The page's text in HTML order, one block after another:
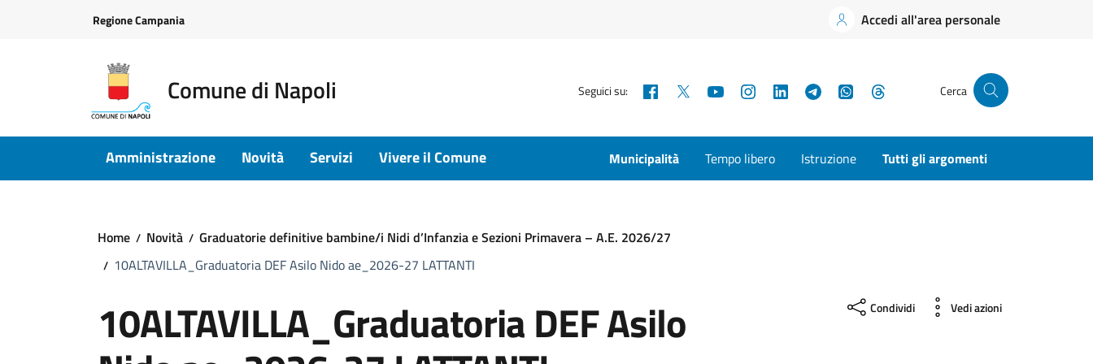
Regione Campania Accedi all'area personale
Comune di Napoli Seguici su: Facebook YouTubeInstagramLinkedInTelegramWhatsApp Cerca
Amministrazione Novità Servizi Vivere il Comune Municipalità Tempo libero Istruzione Tutti gli argomenti
Home Novità
Graduatorie definitive bambine/i Nidi d’Infanzia e Sezioni Primavera – A.E. 2026/27
10ALTAVILLA_Graduatoria DEF Asilo Nido ae_2026-27 LATTANTI
10ALTAVILLA_Graduatoria DEF Asilo Condividi Vedi azioni